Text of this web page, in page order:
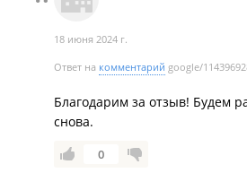
18 июня 2024 г.
Ответ на комментарий google/
Благодарим за отзыв! Будем
снова.
0